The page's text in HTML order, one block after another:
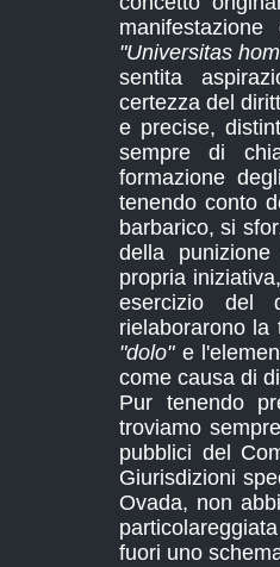
"Universitas
sentita
certezza del
e precise,
sempre di
formazione
tenendo conto
barbarico, si
della
propria
esercizio del
rielaborarono la
"dolo"e
come causa di
Pur tenendo
troviamo
pubblici del
Giurisdizioni
Ovada, non
fuori uno